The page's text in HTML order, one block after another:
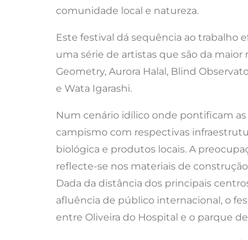
comunidade local e natureza.
Este festival dá sequência ao trabalho
uma série de artistas que são da
Geometry, Aurora Halal, Blind
e Wata Igarashi.
Num cenário idílico onde pontificam as
campismo com respectivas
biológica e produtos locais. A
reflecte-se nos materiais de
Dada da distância dos principais
afluência de público internacional, o
entre Oliveira do Hospital e o parque